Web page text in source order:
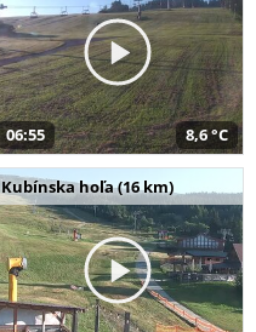
06:55 8,6 °C
Kubínska hoľa (16 km)